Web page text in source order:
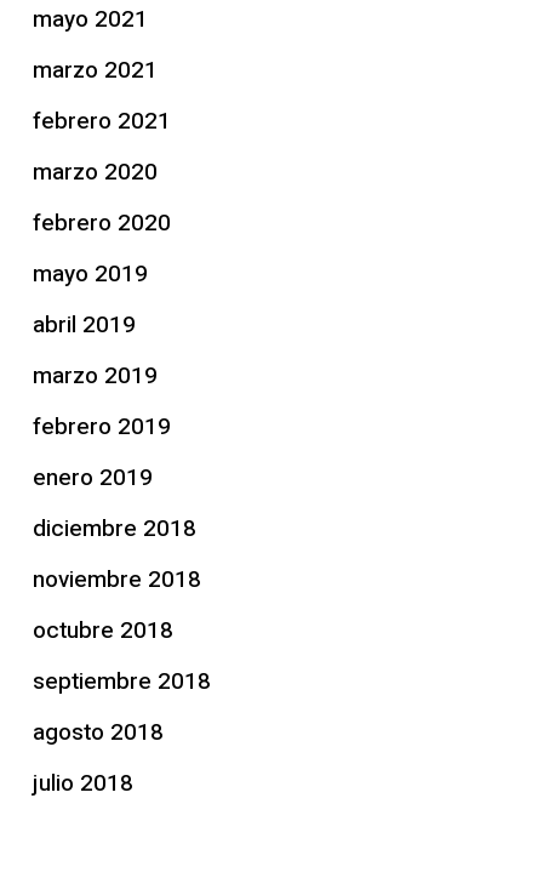
mayo 2021
marzo 2021
febrero 2021
marzo 2020
febrero 2020
mayo 2019
abril 2019
marzo 2019
febrero 2019
enero 2019
diciembre 2018
noviembre 2018
octubre 2018
septiembre 2018
agosto 2018
julio 2018